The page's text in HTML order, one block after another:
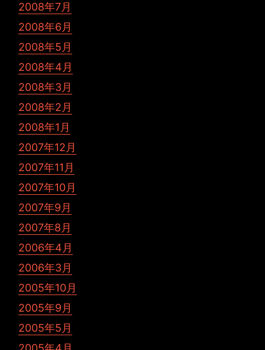
2008年7月
2008年6月
2008年5月
2008年4月
2008年3月
2008年2月
2008年1月
2007年12月
2007年11月
2007年10月
2007年9月
2007年8月
2006年4月
2006年3月
2005年10月
2005年9月
2005年5月